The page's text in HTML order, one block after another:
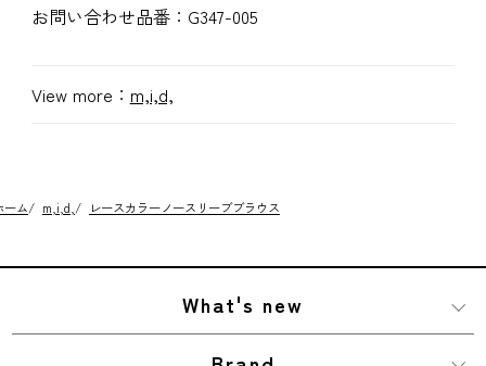
お問い合わせ品番： G347-005
View more： m,i,d,
ーム/ m,i,d, / レースカラーノースリーブブラウス
What's new